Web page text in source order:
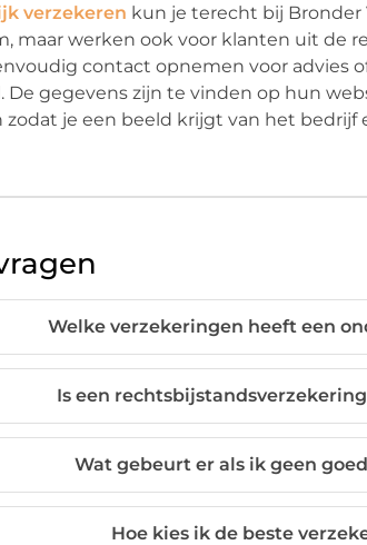
verzekeren kun je terecht bij Bronder
maar werken ook voor klanten uit de
contact opnemen voor advies
De gegevens zijn te vinden op hun
zodat je een beeld krijgt van het
Welke verzekeringen heeft een
Is een
Wat gebeurt er als ik geen
Hoe kies ik de beste